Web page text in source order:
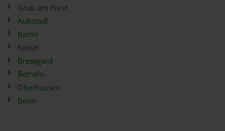
Grub am Forst
Aubstadt
Berlin
Kassel
Bresegard
Betheln
Oberhausen
Bonn